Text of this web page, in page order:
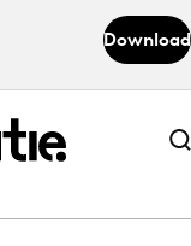
Download
Abonneer nu
Abonneer nu